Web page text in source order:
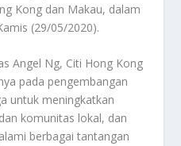
Kong dan Makau, dalam
(29/05/2020).
Angel Ng, Citi Hong Kong
pada pengembangan
untuk meningkatkan
komunitas lokal, dan
berbagai tantangan